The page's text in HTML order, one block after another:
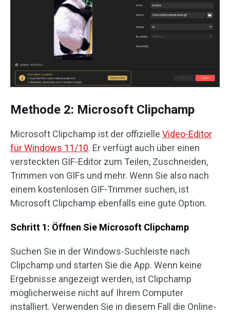
Methode 2: Microsoft Clipchamp
Microsoft Clipchamp ist der offizielle Video-Editor
für Windows 11/10. Er verfügt auch über einen
versteckten GIF-Editor zum Teilen, Zuschneiden,
Trimmen von GIFs und mehr. Wenn Sie also nach
einem kostenlosen GIF-Trimmer suchen, ist
Microsoft Clipchamp ebenfalls eine gute Option.
Schritt 1: Öffnen Sie Microsoft Clipchamp
Suchen Sie in der Windows-Suchleiste nach
Clipchamp und starten Sie die App. Wenn keine
Ergebnisse angezeigt werden, ist Clipchamp
möglicherweise nicht auf Ihrem Computer
installiert. Verwenden Sie in diesem Fall die Online-